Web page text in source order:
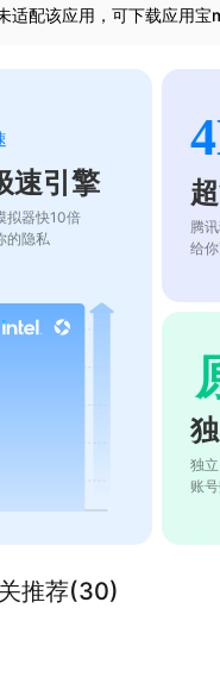
适配该应用，可下载应用宝
速引擎
拟器快10倍
的隐私
腾
给
独
账
推荐(30)